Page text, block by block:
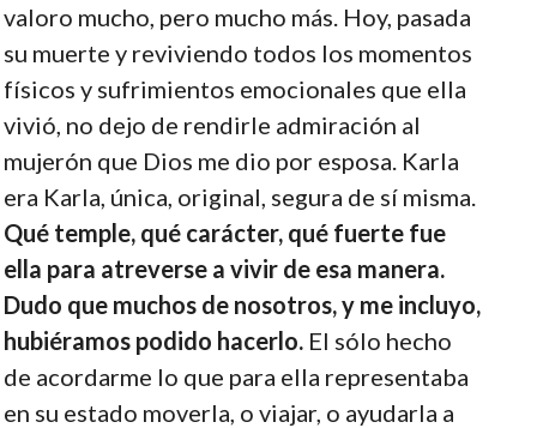
valoro mucho, pero mucho más. Hoy, pasada
su muerte y reviviendo todos los momentos
físicos y sufrimientos emocionales que ella
vivió, no dejo de rendirle admiración al
mujerón que Dios me dio por esposa. Karla
era Karla, única, original, segura de sí misma.
Qué temple, qué carácter, qué fuerte fue
ella para atreverse a vivir de esa manera.
Dudo que muchos de nosotros, y me incluyo,
hubiéramos podido hacerlo.El sólo hecho
de acordarme lo que para ella representaba
en su estado moverla, o viajar, o ayudarla a